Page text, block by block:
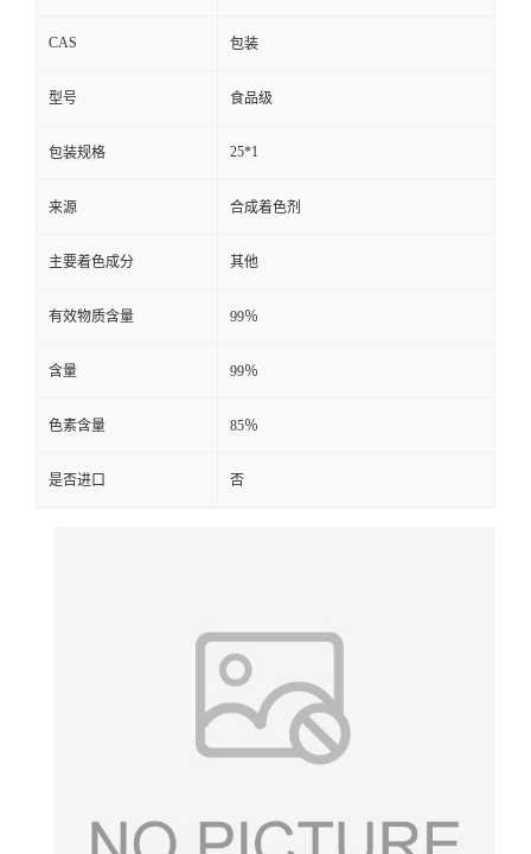
CAS 包装
型号 食品级
包装规格 25*1
来源 合成着色剂
主要着色成分 其他
有效物质含量 99％
含量 99％
色素含量 85％
是否进口 否